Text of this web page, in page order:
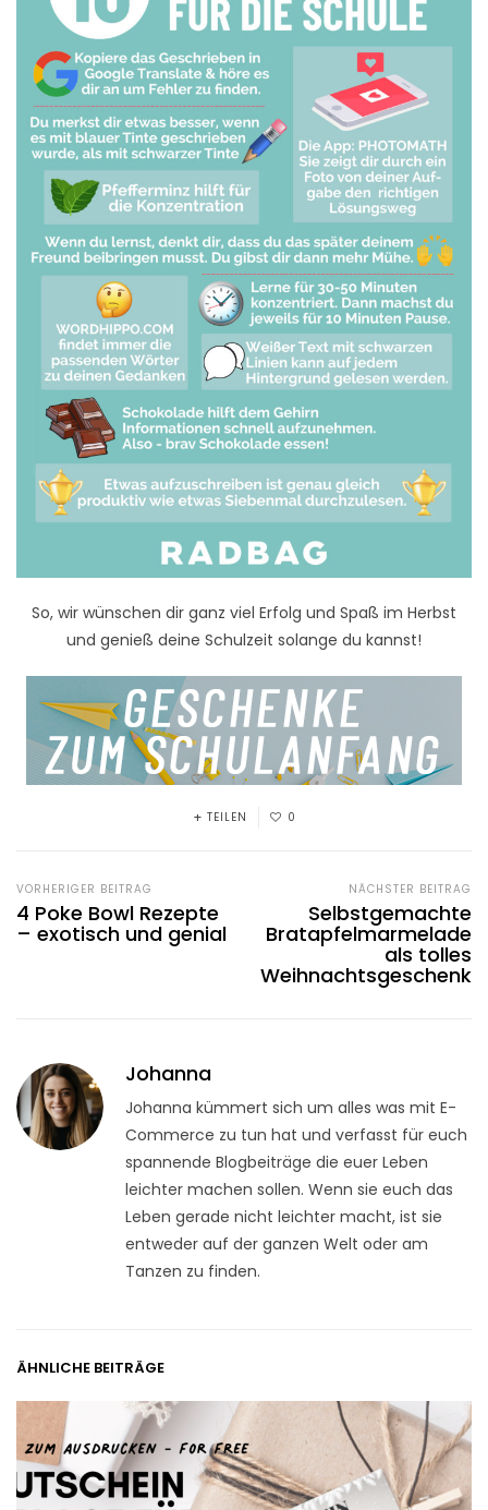
So, wir wünschen dir ganz viel Erfolg und Spaß im Herbst
und genieß deine Schulzeit solange du kannst!
TEILEN 0
VORHERIGER BEITRAG
4 Poke Bowl Rezepte
– exotisch und genial
NÄCHSTER BEITRAG
Selbstgemachte
Bratapfelmarmelade
als tolles
Weihnachtsgeschenk
Johanna
Johanna kümmert sich um alles was mit E-
Commerce zu tun hat und verfasst für euch
spannende Blogbeiträge die euer Leben
leichter machen sollen. Wenn sie euch das
Leben gerade nicht leichter macht, ist sie
entweder auf der ganzen Welt oder am
Tanzen zu finden.
ÄHNLICHE BEITRÄGE